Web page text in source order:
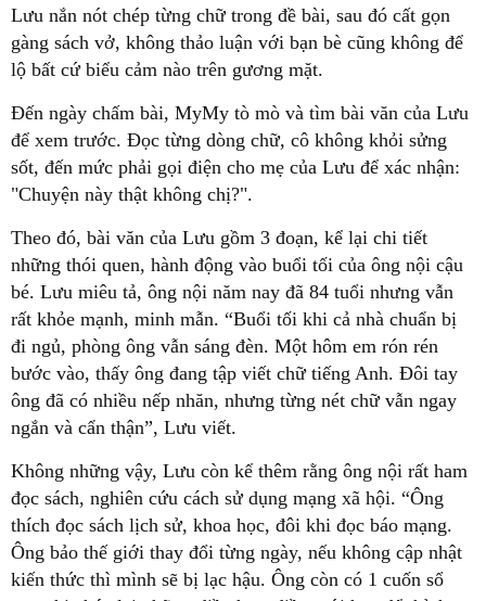
Lưu nắn nót chép từng chữ trong đề bài, sau đó cất gọn
gàng sách vở, không thảo luận với bạn bè cũng không để
lộ bất cứ biểu cảm nào trên gương mặt.
Đến ngày chấm bài, MyMy tò mò và tìm bài văn của Lưu
để xem trước. Đọc từng dòng chữ, cô không khỏi sửng
sốt, đến mức phải gọi điện cho mẹ của Lưu để xác nhận:
"Chuyện này thật không chị?".
Theo đó, bài văn của Lưu gồm 3 đoạn, kể lại chi tiết
những thói quen, hành động vào buổi tối của ông nội cậu
bé. Lưu miêu tả, ông nội năm nay đã 84 tuổi nhưng vẫn
rất khỏe mạnh, minh mẫn. “Buổi tối khi cả nhà chuẩn bị
đi ngủ, phòng ông vẫn sáng đèn. Một hôm em rón rén
bước vào, thấy ông đang tập viết chữ tiếng Anh. Đôi tay
ông đã có nhiều nếp nhăn, nhưng từng nét chữ vẫn ngay
ngắn và cẩn thận”, Lưu viết.
Không những vậy, Lưu còn kể thêm rằng ông nội rất ham
đọc sách, nghiên cứu cách sử dụng mạng xã hội. “Ông
thích đọc sách lịch sử, khoa học, đôi khi đọc báo mạng.
Ông bảo thế giới thay đổi từng ngày, nếu không cập nhật
kiến thức thì mình sẽ bị lạc hậu. Ông còn có 1 cuốn sổ